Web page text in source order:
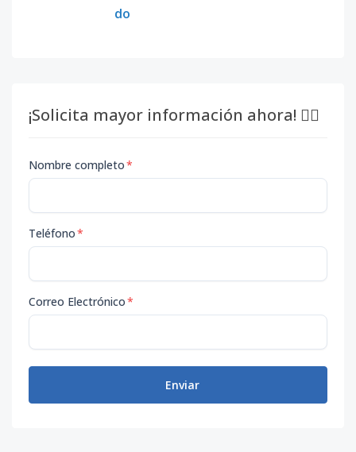
do
¡Solicita mayor información ahora! 👇🏽
Nombre completo*
Teléfono*
Correo Electrónico*
Enviar